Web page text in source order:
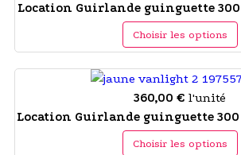
Location Guirlande guinguette 300
Choisir les options
360,00 € l'unité
Location Guirlande guinguette 300
Choisir les options